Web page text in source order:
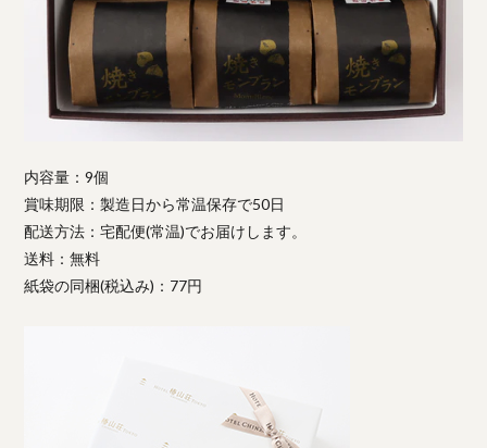
内容量：9個
賞味期限：製造日から常温保存で50日
配送方法：宅配便(常温)でお届けします。
送料：無料
紙袋の同梱(税込み)：77円